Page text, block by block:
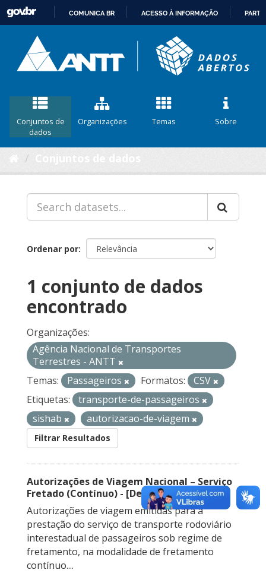
CONTEÚDO
COMUNICA BR ACESSO À INFORMAÇÃO
Conjuntos de
dados
Organizações Temas Sobre
Ordenar por
1 conjunto de dados
encontrado
Organizações:
Agência Nacional de Transportes
Terrestres - ANTT
Temas:
Passageiros Formatos:
CSV
Etiquetas:
transporte-de-passageiros
sishab
autorizacao-de-viagem
Filtrar Resultados
Autorizações de Viagem Nacional – Serviço
Fretado (Contínuo) - [Descontinuado]
Autorizações de viagem emitidas para a
prestação do serviço de transporte rodoviário
interestadual de passageiros sob regime de
fretamento, na modalidade de fretamento
contínuo....